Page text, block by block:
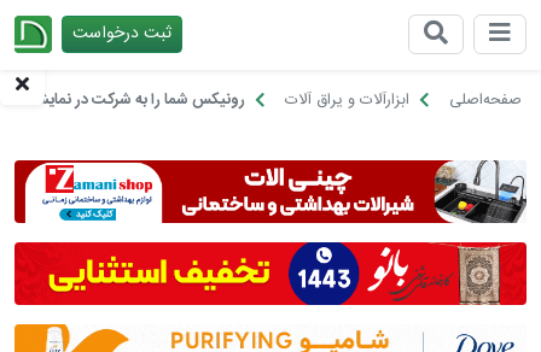
ثبت درخواست
صفحه‌اصلی ابزارآلات و یراق آلات رونیکس شما را به شرکت در